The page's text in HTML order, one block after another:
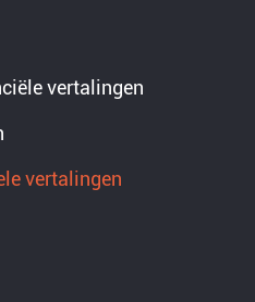
vertalingen
vertalingen